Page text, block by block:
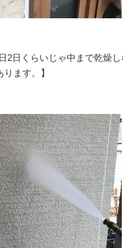
日くらいじゃ中まで乾燥
ます。】